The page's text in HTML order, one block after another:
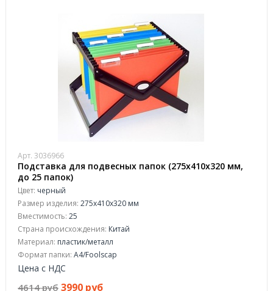
Арт. 3036966
Подставка для подвесных папок (275x410x320 мм,
до 25 папок)
Цвет: черный
Размер изделия: 275x410x320 мм
Вместимость: 25
Страна происхождения: Китай
Материал: пластик/металл
Формат папки: А4/Foolscap
Цена с НДС
4614 руб 3990 руб